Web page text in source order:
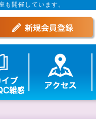
開催しています。